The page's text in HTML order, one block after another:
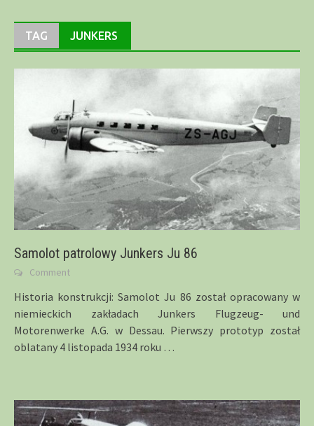
TAG JUNKERS
Samolot patrolowy Junkers Ju 86
Comment
Historia konstrukcji: Samolot Ju 86 został opracowany w
niemieckich zakładach Junkers Flugzeug- und
Motorenwerke A.G. w Dessau. Pierwszy prototyp został
oblatany 4 listopada 1934 roku …